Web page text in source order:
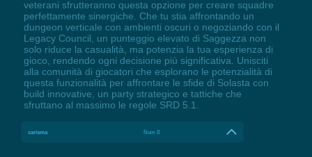
veterani sfrutteranno questa opzione per creare squadre
perfettamente sinergiche. Che tu stia affrontando un
dungeon verticale con ambienti oscuri o negoziando con il
Legacy Council, un punteggio elevato di Saggezza non
solo riduce la casualità, ma potenzia la tua esperienza di
gioco, rendendo ogni decisione più significativa. Unisciti
alla comunità di giocatori che esplorano le potenzialità di
questa funzionalità per affrontare le sfide di Solasta con
build innovative, un party strategico e tattiche che
sfruttano al massimo le regole SRD 5.1.
carisma Num 8